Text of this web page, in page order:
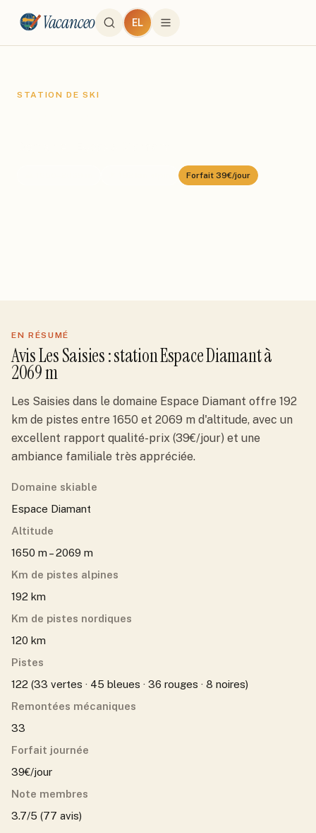
Vacanceo EL
STATION DE SKI
Forfait 39€/jour
EN RÉSUMÉ
AvisLes Saisies: stationEspace Diamantà
2069 m
Les Saisies dans le domaine Espace Diamant offre 192
km de pistes entre 1650 et 2069 m d'altitude, avec un
excellent rapport qualité-prix (39€/jour) et une
ambiance familiale très appréciée.
Domaine skiable
Espace Diamant
Altitude
1650 m – 2069 m
Km de pistes alpines
192 km
Km de pistes nordiques
120 km
Pistes
122 (33 vertes · 45 bleues · 36 rouges · 8 noires)
Remontées mécaniques
33
Forfait journée
39€/jour
Note membres
3.7/5 (77 avis)